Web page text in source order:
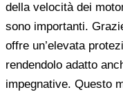
della velocità dei
sono importanti.
offre un’elevata
rendendolo adatto
impegnative. Questo